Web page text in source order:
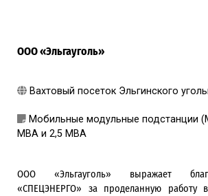
ООО «Эльгауголь»
Вахтовый посеток Эльгинского
Мобильные модульные подстанции
МВА и 2,5 МВА
ООО «Эльгауголь» выражает
«СПЕЦЭНЕРГО» за проделанную работу